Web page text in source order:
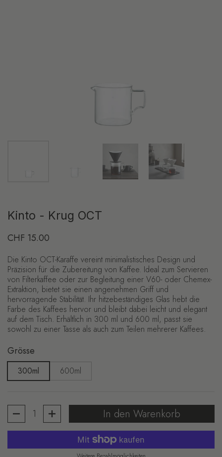
Zeige Folie 3 Zeige Folie 4
Kinto - Krug OCT
Regulärer Preis
CHF 15.00
Die Kinto OCT-Karaffe vereint minimalistisches Design und
Präzision für die Zubereitung von Kaffee. Ideal zum Servieren
von Filterkaffee oder zur Begleitung einer V60- oder Chemex-
Extraktion, bietet sie einen angenehmen Griff und
hervorragende Stabilität. Ihr hitzebeständiges Glas hebt die
Farbe des Kaffees hervor und bleibt dabei leicht und elegant
auf dem Tisch. Erhältlich in 300 ml und 600 ml, passt sie
sowohl zu einer Tasse als auch zum Teilen mehrerer Kaffees.
Grösse
300ml 600ml
In den Warenkorb